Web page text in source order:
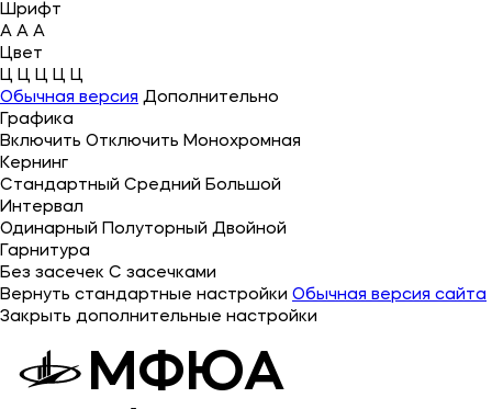
Шрифт
A A A
Цвет
Ц Ц Ц Ц Ц
Обычная версия Дополнительно
Графика
Включить Отключить Монохромная
Кернинг
Стандартный Средний Большой
Интервал
Одинарный Полуторный Двойной
Гарнитура
Без засечек С засечками
Вернуть стандартные настройки Обычная версия сайта
Закрыть дополнительные настройки
МФЮА
Об университете
Лицензии и документы
Сведения об образовательной организации
Абитуриенту
Кабинет-музей Я.Прозорова и истории меценатства
Наука